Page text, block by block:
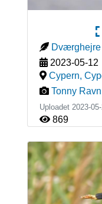
Dværghejre
2023-05-12
Cypern,
Tonny
Uploadet 2023-
869